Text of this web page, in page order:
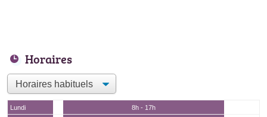
Horaires
Lundi
8h - 17h